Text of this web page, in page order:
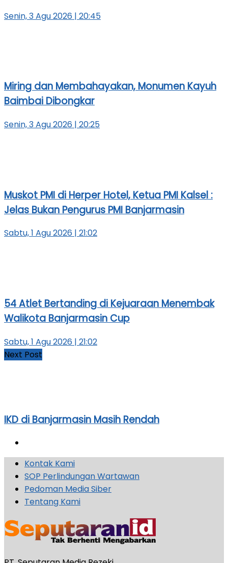
Senin, 3 Agu 2026 | 20:45
Miring dan Membahayakan, Monumen Kayuh
Baimbai Dibongkar
Senin, 3 Agu 2026 | 20:25
Muskot PMI di Herper Hotel, Ketua PMI Kalsel :
Jelas Bukan Pengurus PMI Banjarmasin
Sabtu, 1 Agu 2026 | 21:02
54 Atlet Bertanding di Kejuaraan Menembak
Walikota Banjarmasin Cup
Sabtu, 1 Agu 2026 | 21:02
Next Post
IKD di Banjarmasin Masih Rendah
Kontak Kami
SOP Perlindungan Wartawan
Pedoman Media Siber
Tentang Kami